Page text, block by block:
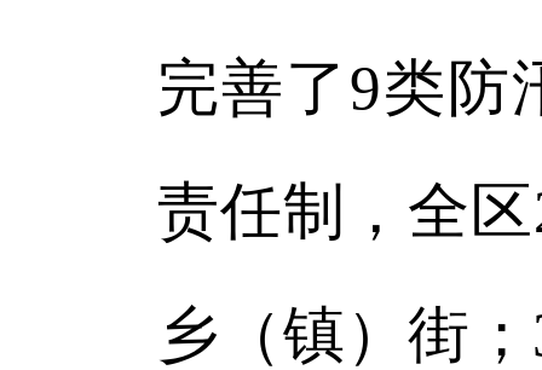
完善了9类防
责任制，全
乡（镇）街